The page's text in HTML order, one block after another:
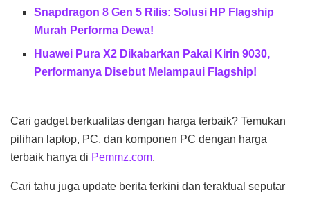
Snapdragon 8 Gen 5 Rilis: Solusi HP Flagship
Murah Performa Dewa!
Huawei Pura X2 Dikabarkan Pakai Kirin 9030,
Performanya Disebut Melampaui Flagship!
Cari gadget berkualitas dengan harga terbaik? Temukan
pilihan laptop, PC, dan komponen PC dengan harga
terbaik hanya di Pemmz.com.
Cari tahu juga update berita terkini dan teraktual seputar